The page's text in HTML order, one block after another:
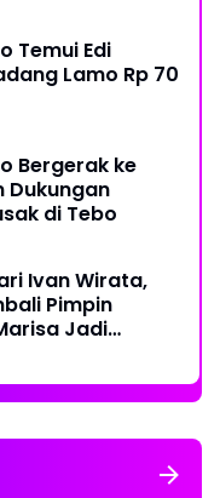
Temui Edi
Lamo Rp 70
Bergerak ke
Dukungan
di Tebo
Ivan Wirata,
Pimpin
Jadi